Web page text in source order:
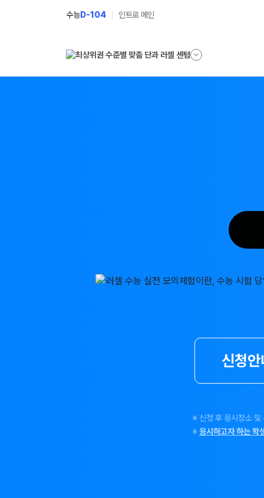
수능D-104 인트로 메인
신청
※ 신청 후 응시장소
※응시하고자 하는 학